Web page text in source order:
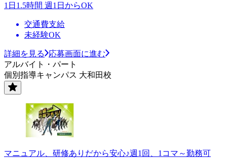
1日1.5時間 週1日からOK
交通費支給
未経験OK
詳細を見る
応募画面に進む
アルバイト・パート
個別指導キャンパス 大和田校
マニュアル、研修ありだから安心♪週1回、1コマ～勤務可